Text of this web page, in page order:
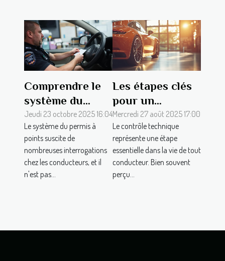
Comprendre le
système du
permis à points
en détail
Jeudi 23 octobre 2025 16:04
Le système du permis à
points suscite de
nombreuses interrogations
chez les conducteurs, et il
n'est pas...
Les étapes clés
pour un
contrôle
technique réussi
sans stress
Mercredi 27 août 2025 17:00
Le contrôle technique
représente une étape
essentielle dans la vie de tout
conducteur. Bien souvent
perçu...